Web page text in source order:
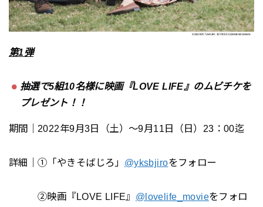
第1弾
抽選で5組10名様に映画『LOVE LIFE』のムビチケを
プレゼント！！
期間｜2022年9月3日（土）〜9月11日（日）23：00迄
詳細｜①「やきそばじろ」 @yksbjiroをフォロー
②映画『LOVE LIFE』 @lovelife_movieをフォロ